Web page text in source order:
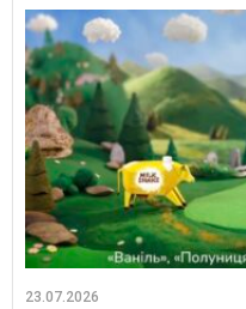
23.07.2026